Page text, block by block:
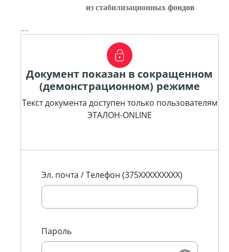
из стабилизационных фондов
....
Документ показан в сокращенном
(демонстрационном) режиме
Текст документа доступен только пользователям
ЭТАЛОН-ONLINE
Эл. почта / Телефон (375XXXXXXXXX)
Пароль